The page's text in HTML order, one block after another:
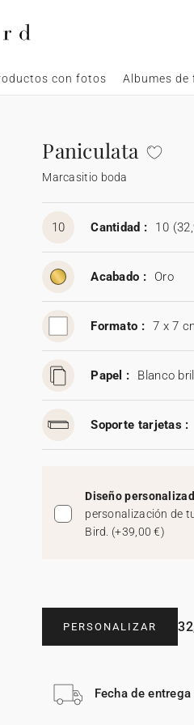
con fotos Albumes de
Paniculata
Marcasitio boda
10 Cantidad : 10
Acabado : Oro
Formato : 7 x 7
Papel : Blanco
Soporte tarjetas :
Diseño
personalización de
Bird. (+39,00 €)
PERSONALIZAR
Fecha de